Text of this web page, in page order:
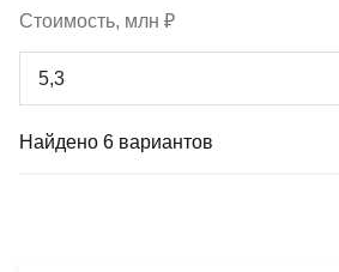
Стоимость, млн ₽
Найдено 6 вариантов